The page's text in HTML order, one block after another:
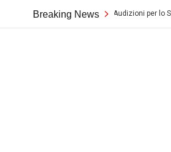
Breaking News
Teatro Biondo di Palermo: Audizioni per lo